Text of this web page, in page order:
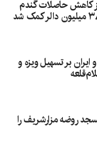
کاهش حاصلات گندم
بر تسهیل ویزه و
روضه مزارشریف را